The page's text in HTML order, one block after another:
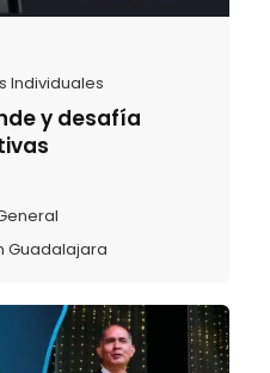
Individuales
y desafía
Guadalajara